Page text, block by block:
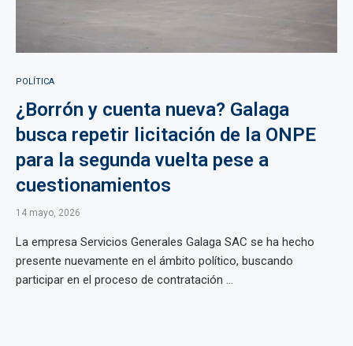
POLÍTICA
¿Borrón y cuenta nueva? Galaga
busca repetir licitación de la ONPE
para la segunda vuelta pese a
cuestionamientos
14 mayo, 2026
La empresa Servicios Generales Galaga SAC se ha hecho
presente nuevamente en el ámbito político, buscando
participar en el proceso de contratación ...